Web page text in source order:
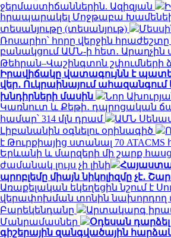
ջերմաստիճաններին. Ազիզյան
հրապարակել Մոջթաբա
տեսանյութը (տեսանյութ)
Ռոսարիո՝ հորը վերջին
բանակցում ԱՄՆ-ի հետ․
Թեհրան–Վաշինգտոն շփումների
Իրավիճակը վատագույնն է
վեր․ Ուկրաինայում ահազանգում
խնդիրների մասին
Նոր
Կառնուտ և Քեթի․ դպրոցական
համար՝ 314 մլն դրամ
ԱՄՆ
Լիբանանին օգնելու օրինագիծ
է Թուրքիայից ստանալ 70 ATACMS
Երևանի և մարզերի մի շարք
ժամանակ լույս չի լինի
պրոբլեմը միայն նիկոլիզմը չէ․
Առաքելական եկեղեցին նշում է
վերափոխման տոնին նախորդող
Բարեկենդանը
Արտակարգ
Մանրամասներ
Օդեսան
գիշերային զանգվածային